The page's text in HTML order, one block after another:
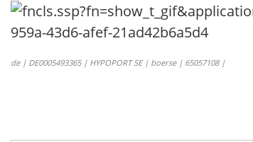
de | DE0005493365 | HYPOPORT SE | boerse | 65057108 |